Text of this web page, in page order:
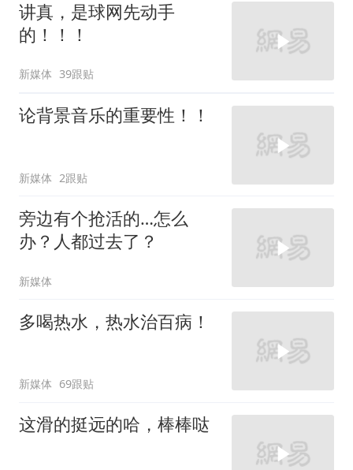
讲真，是球网先动手
的！！！
新媒体 39跟贴
论背景音乐的重要性！！
新媒体 2跟贴
旁边有个抢活的…怎么
办？人都过去了？
新媒体
多喝热水，热水治百病！
新媒体 69跟贴
这滑的挺远的哈，棒棒哒